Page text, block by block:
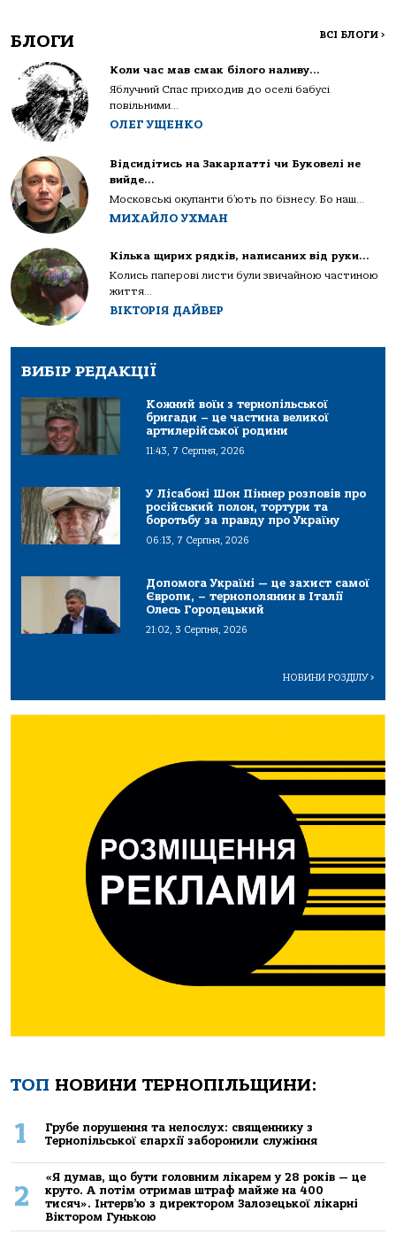
БЛОГИ ВСІ БЛОГИ >
Коли час мав смак білого наливу…
Яблучний Спас приходив до оселі бабусі
повільними...
ОЛЕГ УЩЕНКО
Відсидітись на Закарпатті чи Буковелі не
вийде…
Московські окупанти б’ють по бізнесу. Бо наш...
МИХАЙЛО УХМАН
Кілька щирих рядків, написаних від руки…
Колись паперові листи були звичайною частиною
життя...
ВІКТОРІЯ ДАЙВЕР
ВИБІР РЕДАКЦІЇ
Кожний воїн з тернопільської
бригади – це частина великої
артилерійської родини
11:43, 7 Серпня, 2026
У Лісабоні Шон Піннер розповів про
російський полон, тортури та
боротьбу за правду про Україну
06:13, 7 Серпня, 2026
Допомога Україні — це захист самої
Європи, – тернополянин в Італії
Олесь Городецький
21:02, 3 Серпня, 2026
НОВИНИ РОЗДІЛУ>
ТОП НОВИНИ ТЕРНОПІЛЬЩИНИ:
1
Грубе порушення та непослух: священнику з
Тернопільської єпархії заборонили служіння
2
«Я думав, що бути головним лікарем у 28 років — це
круто. А потім отримав штраф майже на 400
тисяч». Інтерв’ю з директором Залозецької лікарні
Віктором Гунькою